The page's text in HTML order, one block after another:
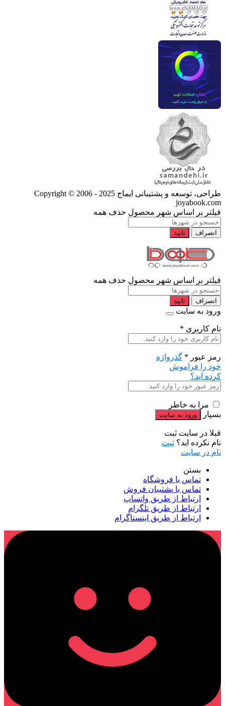
طراحی، توسعه و پشتیبانی ایماج Copyright © 2006 - 2025
joyabook.com
فیلتر بر اساس شهر محصول حذف همه
انصراف تایید
فیلتر بر اساس شهر محصول حذف همه
انصراف تایید
ورود به سایت
نام کاربری *
رمز عبور * گذرواژه
خود را فراموش
کرده اید؟
مرا به خاطر
بسپار
قبلا در سایت ثبت
نام نکرده اید؟ ثبت
نام در سایت
بستن
تماس با فروشگاه
تماس با پشتیبان فروش
ارتباط از طریق واتساپ
ارتباط از طریق تلگرام
ارتباط از طریق اینستاگرام